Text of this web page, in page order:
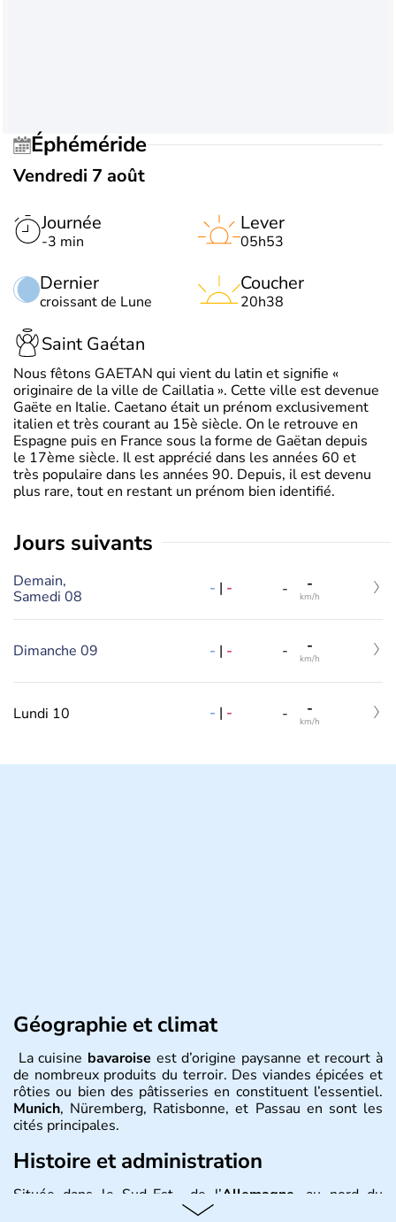
Éphéméride
Vendredi 7 août
Journée
-3 min
Dernier
croissant de Lune
Lever
05h53
Coucher
20h38
Saint Gaétan
Nous fêtons GAETAN qui vient du latin et signifie «
originaire de la ville de Caillatia ». Cette ville est devenue
Gaëte en Italie. Caetano était un prénom exclusivement
italien et très courant au 15è siècle. On le retrouve en
Espagne puis en France sous la forme de Gaëtan depuis
le 17ème siècle. Il est apprécié dans les années 60 et
très populaire dans les années 90. Depuis, il est devenu
plus rare, tout en restant un prénom bien identifié.
jours suivants
Demain,
Samedi 08
- | - - -
km/h
Dimanche 09 - | - - -
km/h
Lundi 10 - | - - -
km/h
Géographie et climat
La cuisine bavaroise est d’origine paysanne et recourt à
de nombreux produits du terroir. Des viandes épicées et
rôties ou bien des pâtisseries en constituent l’essentiel.
Munich, Nüremberg, Ratisbonne, et Passau en sont les
cités principales.
Histoire et administration
Située dans le Sud-Est de l’Allemagne , au nord du
fait partie des seize